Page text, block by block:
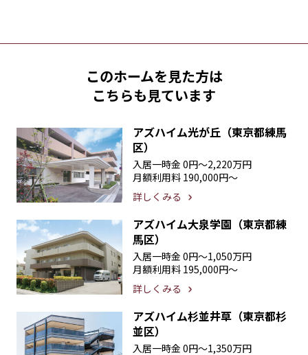
このホームを見た方は
こちらも見ています
アズハイム光が丘（東京都練馬
区）
入居一時金 0円〜2,220万円
月額利用料 190,000円〜
詳しくみる
アズハイム大泉学園（東京都練
馬区）
入居一時金 0円〜1,050万円
月額利用料 195,000円〜
詳しくみる
アズハイム杉並井草（東京都杉
並区）
入居一時金 0円〜1,350万円